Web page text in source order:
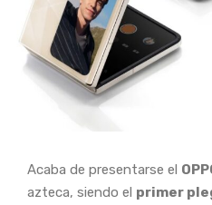
Acaba de presentarse el
azteca, siendo el primer